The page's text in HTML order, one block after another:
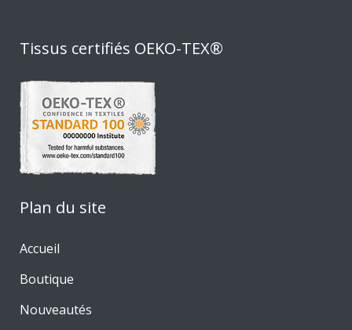
Tissus certifiés OEKO-TEX®
Plan du site
Accueil
Boutique
Nouveautés